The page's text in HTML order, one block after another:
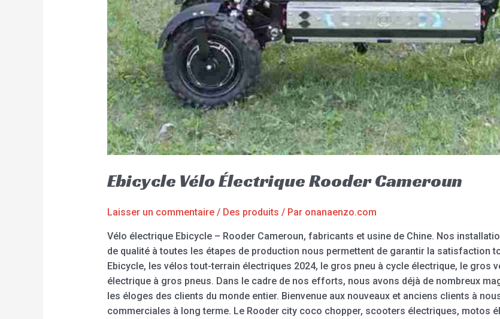
Ebicycle Vélo Électrique Rooder Cameroun
Laisser un commentaire / Des produits / Par onanaenzo.com
Vélo électrique Ebicycle – Rooder Cameroun, fabricants et usine de Chine. Nos
de qualité à toutes les étapes de production nous permettent de garantir la satisfaction
Ebicycle, les vélos tout-terrain électriques 2024, le gros pneu à cycle électrique, le gros
électrique à gros pneus. Dans le cadre de nos efforts, nous avons déjà de nombreux
les éloges des clients du monde entier. Bienvenue aux nouveaux et anciens clients à
commerciales à long terme. Le Rooder city coco chopper, scooters électriques, motos